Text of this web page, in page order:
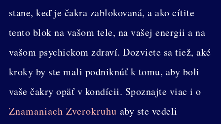
stane, keď je čakra zablokovaná, a ako cítite
tento blok na vašom tele, na vašej energii a na
vašom psychickom zdraví. Dozviete sa tiež, aké
kroky by ste mali podniknúť k tomu, aby boli
vaše čakry opäť v kondícii. Spoznajte viac i o
Znamaniach Zverokruhu aby ste vedeli